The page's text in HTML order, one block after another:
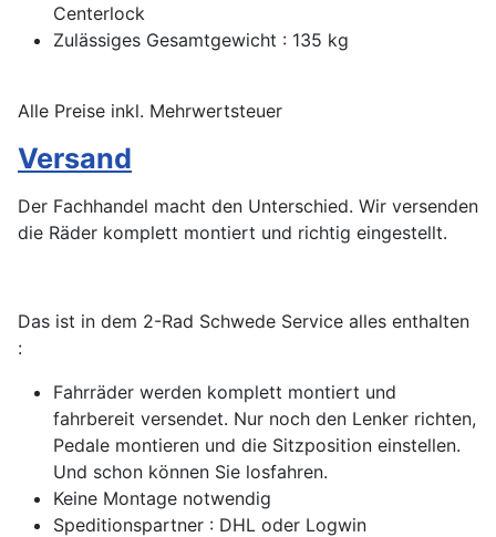
Centerlock
Zulässiges Gesamtgewicht : 135 kg
Alle Preise inkl. Mehrwertsteuer
Versand
Der Fachhandel macht den Unterschied. Wir versenden
die Räder komplett montiert und richtig eingestellt.
Das ist in dem 2-Rad Schwede Service alles enthalten
:
Fahrräder werden komplett montiert und
fahrbereit versendet. Nur noch den Lenker richten,
Pedale montieren und die Sitzposition einstellen.
Und schon können Sie losfahren.
Keine Montage notwendig
Speditionspartner : DHL oder Logwin